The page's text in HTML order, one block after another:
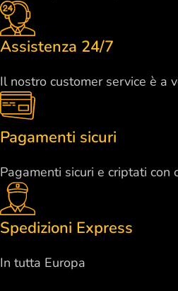
Assistenza 24/7
Il nostro customer service è a
Pagamenti sicuri
Pagamenti sicuri e criptati con
Spedizioni Express
In tutta Europa